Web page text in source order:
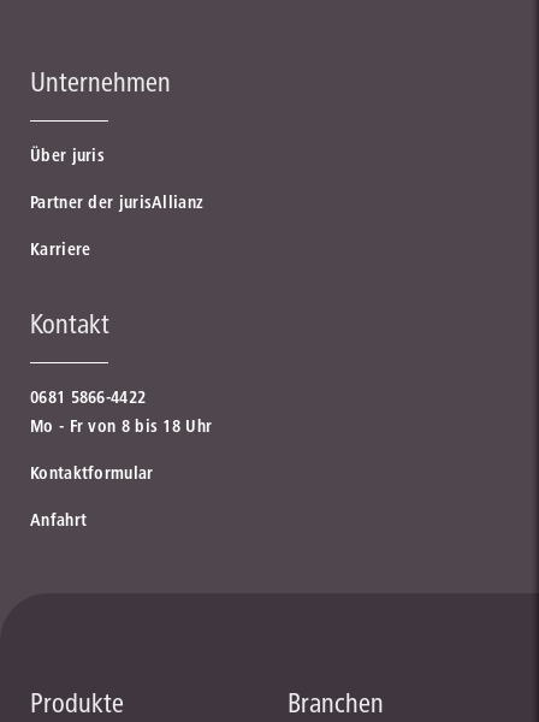
Unternehmen
Über juris
Partner der jurisAllianz
Karriere
Kontakt
0681 5866-4422
Mo - Fr von 8 bis 18 Uhr
Kontaktformular
Anfahrt
Produkte Branchen